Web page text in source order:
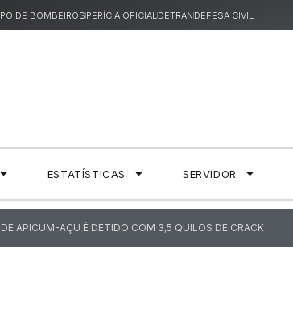
DE BOMBEIROSPERÍCIA OFICIALDETRANDEFESA CIVIL
ESTATÍSTICAS SERVIDOR
APICUM-AÇU É DETIDO COM 3,5 QUILOS DE CRACK